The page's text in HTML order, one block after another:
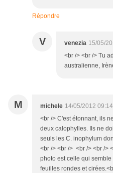
Répondre
V venezia 15/05/
<br /> <br /> Tu
australienne,
M michele 14/05/2012 09:14
<br /> C'est étonnant, ils
deux calophylles. Ils ne
seuls les C. inophylum
<br /> <br /> <br /> <br />
photo est celle qui
feuilles rondes et